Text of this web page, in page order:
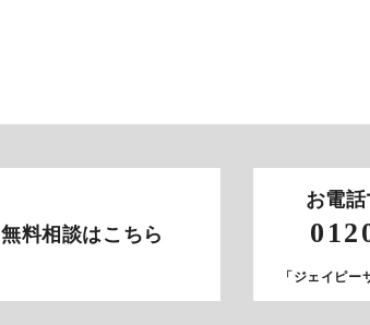
無料相談はこちら
お電
「ジェイピ